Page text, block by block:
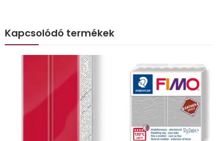
Kapcsolódó termékek